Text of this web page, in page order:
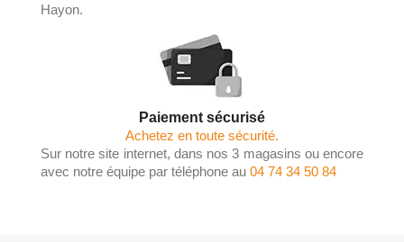
Hayon.
Paiement sécurisé
Achetez en toute sécurité.
Sur notre site internet, dans nos 3 magasins ou encore
avec notre équipe par téléphone au 04 74 34 50 84